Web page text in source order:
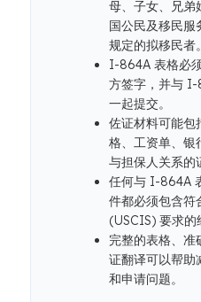
母、子女、兄弟
国公民及移民服
规定的拟移民者。
I-864A 表格必
方签字，并与 I-
一起提交。
佐证材料可能包
格、工资单、银
与担保人关系的
任何与 I-864A
件都必须包含符
(USCIS) 要求的
完整的表格、准
证翻译可以帮
和申请问题。